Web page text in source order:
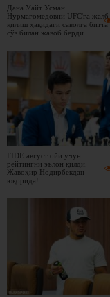
Дана Уайт Усман
Нурмагомедовни UFC'га жалб
қилиш ҳақидаги саволга битта
сўз билан жавоб берди
FIDE август ойи учун
рейтингни эълон қилди.
Жавоҳир Нодирбекдан
юқорида!